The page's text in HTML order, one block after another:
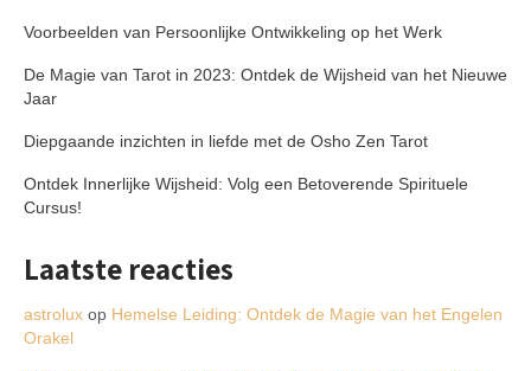
Voorbeelden van Persoonlijke Ontwikkeling op het Werk
De Magie van Tarot in 2023: Ontdek de Wijsheid van het Nieuwe
Jaar
Diepgaande inzichten in liefde met de Osho Zen Tarot
Ontdek Innerlijke Wijsheid: Volg een Betoverende Spirituele
Cursus!
Laatste reacties
astrolux op Hemelse Leiding: Ontdek de Magie van het Engelen
Orakel